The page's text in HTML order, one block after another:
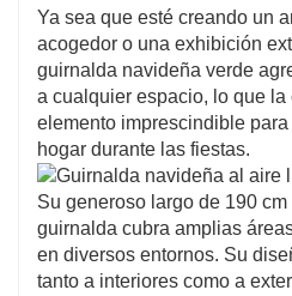
Ya sea que esté creando un
acogedor o una exhibición
guirnalda navideña verde
a cualquier espacio, lo que la
elemento imprescindible
hogar durante las fiestas.
Su generoso largo de 190
guirnalda cubra amplias
en diversos entornos. Su
tanto a interiores como a